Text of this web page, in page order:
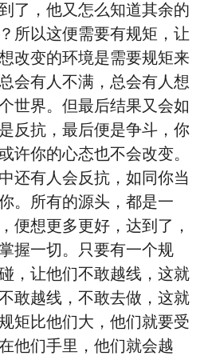
了，他又怎么知道其余的
所以这便需要有规矩，让
改变的环境是需要规矩来
会有人不满，总会有人想
世界。但最后结果又会如
反抗，最后便是争斗，你
许你的心态也不会改变。
还有人会反抗，如同你当
。所有的源头，都是一
便想更多更好，达到了，
握一切。只要有一个规
，让他们不敢越线，这就
敢越线，不敢去做，这就
矩比他们大，他们就要受
他们手里，他们就会越